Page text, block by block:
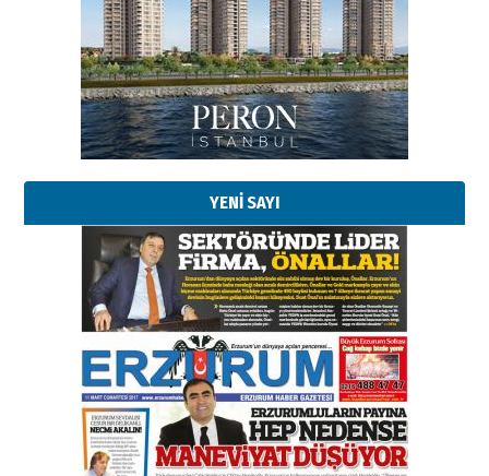
YENİ SAYI
Esat BİNDESEN
Başkan Sekmen’den Erzurum’a
bir vizyon proje daha!